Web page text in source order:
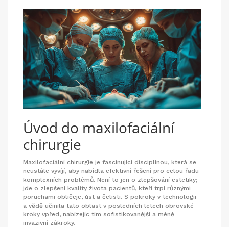
Úvod do maxilofaciální
chirurgie
Maxilofaciální chirurgie je fascinující disciplínou, která se
neustále vyvíjí, aby nabídla efektivní řešení pro celou řadu
komplexních problémů. Není to jen o zlepšování estetiky;
jde o zlepšení kvality života pacientů, kteří trpí různými
poruchami obličeje, úst a čelisti. S pokroky v technologii
a vědě učinila tato oblast v posledních letech obrovské
kroky vpřed, nabízejíc tím sofistikovanější a méně
invazivní zákroky.